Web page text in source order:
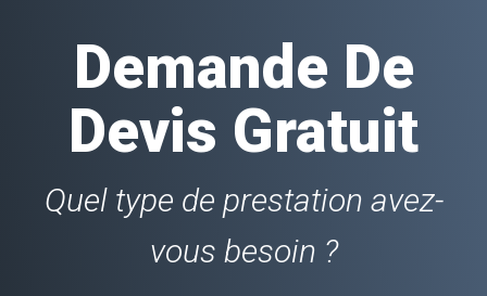
Demande De
Devis Gratuit
Quel type de prestation avez-
vous besoin ?